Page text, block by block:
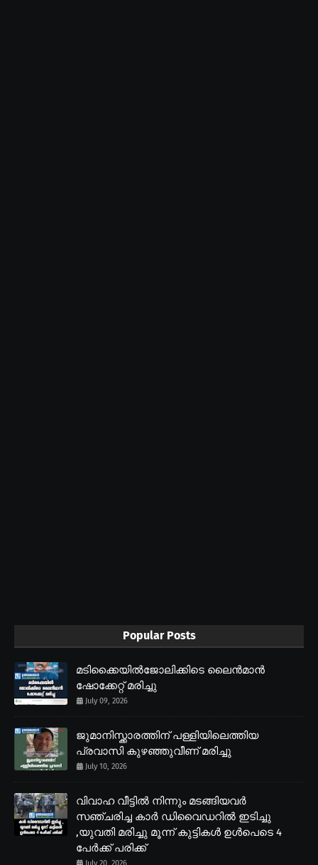
Popular Posts
മടിക്കൈയിൽജോലിക്കിടെ ലൈൻമാൻ
ഷോക്കേറ്റ് മരിച്ചു
July 09, 2026
ജുമാനിസ്ക്കാരത്തിന് പള്ളിയിലെത്തിയ
പ്രവാസി കുഴഞ്ഞുവീണ് മരിച്ചു
July 10, 2026
വിവാഹ വീട്ടിൽ നിന്നും മടങ്ങിയവർ
സഞ്ചരിച്ച കാർ ഡിവൈഡറിൽ ഇടിച്ചു
,യുവതി മരിച്ചു മൂന്ന് കുട്ടികൾ ഉൾപെടെ 4
പേർക്ക് പരിക്ക്